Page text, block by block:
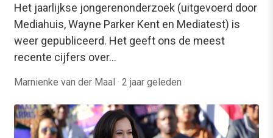
Het jaarlijkse jongerenonderzoek (uitgevoerd door
Mediahuis, Wayne Parker Kent en Mediatest) is
weer gepubliceerd. Het geeft ons de meest
recente cijfers over…
Marnienke van der Maal · 2 jaar geleden